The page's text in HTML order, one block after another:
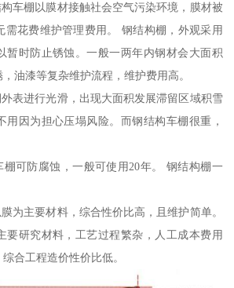
车棚以膜材接触社会空气污染环境，膜材被
需花费维护管理费用。 钢结构棚，外观采用
暂时防止锈蚀。一般一两年内钢材会大面积
油漆等复杂维护流程，维护费用高。
表进行光滑，出现大面积发展滞留区域积雪
用因为担心压塌风险。而钢结构车棚很重，
可防腐蚀，一般可使用20年。 钢结构棚一
为主要材料，综合性价比高，且维护简单。
要研究材料，工艺过程繁杂，人工成本费用
合工程造价性价比低。